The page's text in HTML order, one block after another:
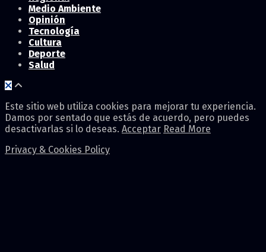
Medio Ambiente
Opinión
Tecnología
Cultura
Deporte
Salud
Este sitio web utiliza cookies para mejorar tu experiencia.
Damos por sentado que estás de acuerdo, pero puedes
desactivarlas si lo deseas. Acceptar Read More
Privacy & Cookies Policy